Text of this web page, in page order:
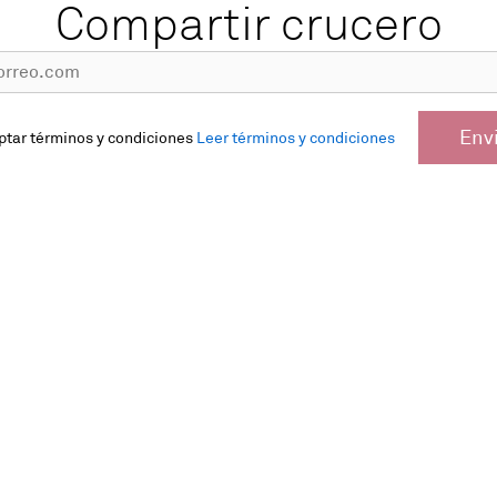
Compartir crucero
términos y condiciones Leer términos y condiciones